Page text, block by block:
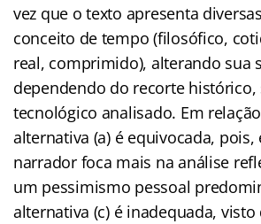
vez que o texto apresenta
conceito de tempo (filosófico,
real, comprimido), alterando sua
dependendo do recorte histórico,
tecnológico analisado. Em
alternativa (a) é equivocada,
narrador foca mais na análise
um pessimismo pessoal
alternativa (c) é inadequada,